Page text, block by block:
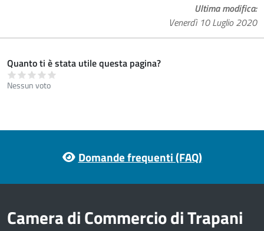
Ultima modifica
Venerdì 10 Luglio 2020
Quanto ti è stata utile questa pagina?
Nessun voto
Domande frequenti (FAQ)
Camera di Commercio di Trapani